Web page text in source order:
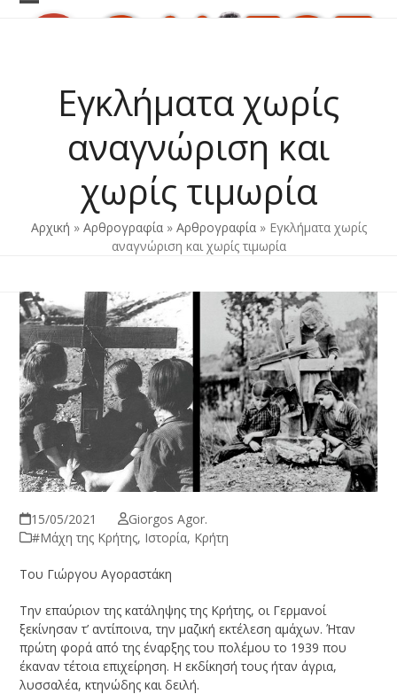
Skip
Open
Close
Εγκλήματα χωρίς
αναγνώριση και
χωρίς τιμωρία
Αρχική » Αρθρογραφία» Αρθρογραφία» Εγκλήματα χωρίς
αναγνώριση και χωρίς τιμωρία
15/05/2021
Giorgos Agor.
#Μάχη της Κρήτης, Ιστορία, Κρήτη
Του Γιώργου Αγοραστάκη
Την επαύριον της κατάληψης της Κρήτης, οι Γερμανοί
ξεκίνησαν τ’ αντίποινα, την μαζική εκτέλεση αμάχων. Ήταν
πρώτη φορά από της έναρξης του πολέμου το 1939 που
έκαναν τέτοια επιχείρηση. Η εκδίκησή τους ήταν άγρια,
λυσσαλέα, κτηνώδης και δειλή.